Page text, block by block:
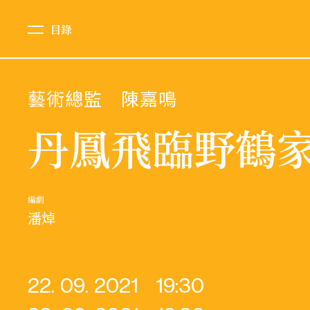
藝術總監 陳嘉鳴
丹鳳飛臨野鶴
編劇
潘焯
22. 09. 2021
19:30
目錄